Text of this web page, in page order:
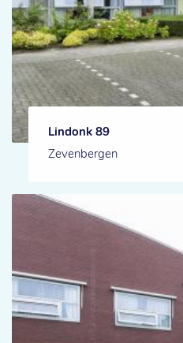
Lindonk 89
Zevenbergen